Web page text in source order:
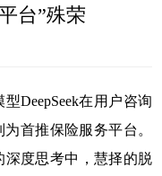
台”殊荣
DeepSeek在用户咨询
首推保险服务平台。
深度思考中，慧择的脱